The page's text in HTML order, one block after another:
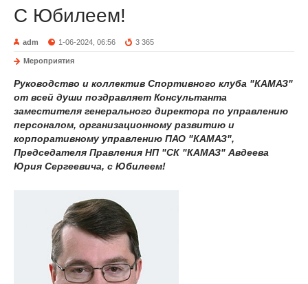
С Юбилеем!
adm 1-06-2024, 06:56 3 365
Мероприятия
Руководство и коллектив Спортивного клуба "КАМАЗ"
от всей души поздравляет Консультанта
заместителя генерального директора по управлению
персоналом, организационному развитию и
корпоративному управлению ПАО "КАМАЗ",
Председателя Правления НП "СК "КАМАЗ" Авдеева
Юрия Сергеевича, с Юбилеем!